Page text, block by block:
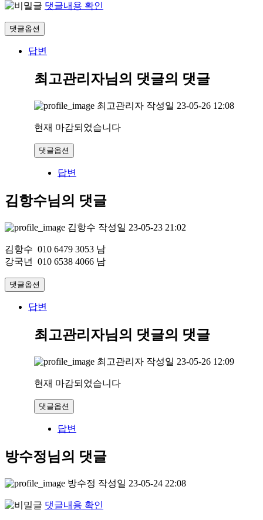
댓글내용 확인
댓글옵션
답변
최고관리자님의 댓글의 댓글
최고관리자 작성일 23-05-26 12:08
현재 마감되었습니다
댓글옵션
답변
김항수님의 댓글
김항수 작성일 23-05-23 21:02
김항수 010 6479 3053 남
강국년 010 6538 4066 남
댓글옵션
답변
최고관리자님의 댓글의 댓글
최고관리자 작성일 23-05-26 12:09
현재 마감되었습니다
댓글옵션
답변
방수정님의 댓글
방수정 작성일 23-05-24 22:08
댓글내용 확인